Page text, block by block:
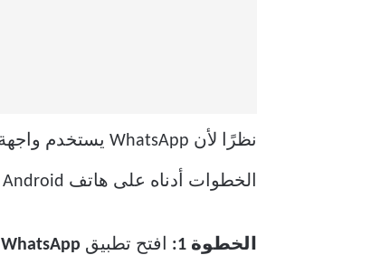
الخطوات أدناه على هاتف Android لإسكات المكالمات الواردة من أرقام غير معروفة.
الخطوة 1: افتح تطبيق WhatsApp